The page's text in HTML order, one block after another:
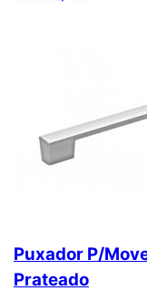
Puxador P/
Prateado